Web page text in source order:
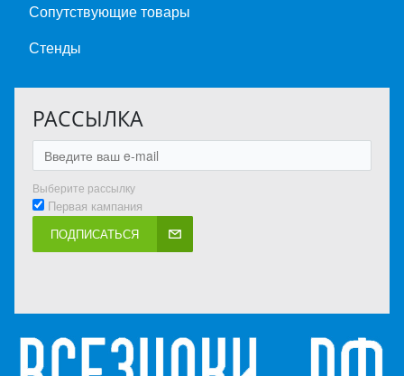
Сопутствующие товары
Стенды
РАССЫЛКА
Выберите рассылку
Первая кампания
ПОДПИСАТЬСЯ